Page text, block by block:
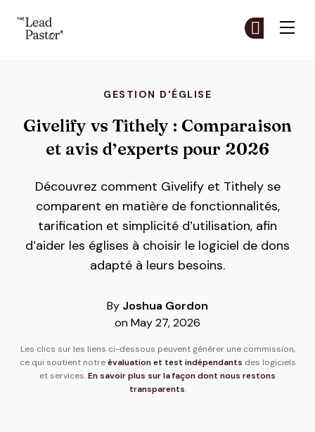
GESTION D'ÉGLISE
Givelify vs Tithely : Comparaison
et avis d’experts pour 2026
Découvrez comment Givelify et Tithely se
comparent en matière de fonctionnalités,
tarification et simplicité d’utilisation, afin
d’aider les églises à choisir le logiciel de dons
adapté à leurs besoins.
By Joshua Gordon
on May 27, 2026
Les clics sur les liens ci-dessous peuvent générer une commission,
ce qui soutient notre évaluation et test indépendants des logiciels
et services. En savoir plus sur la façon dont nous restons
transparents.